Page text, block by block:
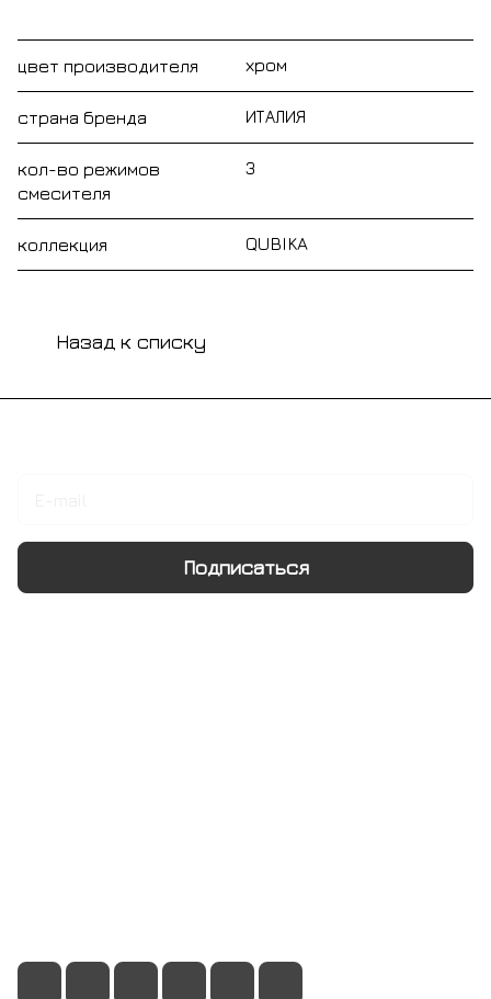
цвет производителя хром
страна бренда ИТАЛИЯ
кол-во режимов
смесителя
3
коллекция QUBIKA
Назад к списку
Подписаться